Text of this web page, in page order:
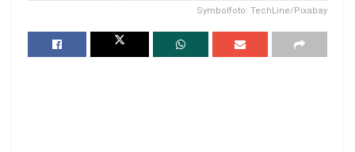
Symbolfoto: TechLine/Pixabay